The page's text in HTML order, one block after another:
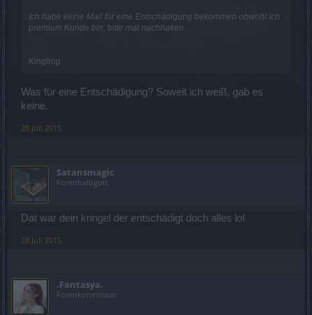
Ich habe keine Mail für eine Entschädigung bekommen obwohl ich
premium Kunde bin, bitte mal nachhaken
Kingfrog
Was für eine Entschädigung? Soweit ich weiß, gab es
keine.
28 Juli 2015
Satansmagic
Forenhalbgott
Dat war dein kringel der entschädigt doch alles lol
28 Juli 2015
.Fantasya.
Forenkommissar